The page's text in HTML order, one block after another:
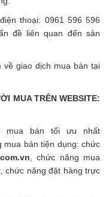
thoại: 0961 596 596
đề liên quan đến sản
giao dịch mua bán tại
MUA TRÊN WEBSITE:
mua bán tối ưu nhất
mua bán tiện dụng: chức
, chức năng mua
chức năng đặt hàng trực